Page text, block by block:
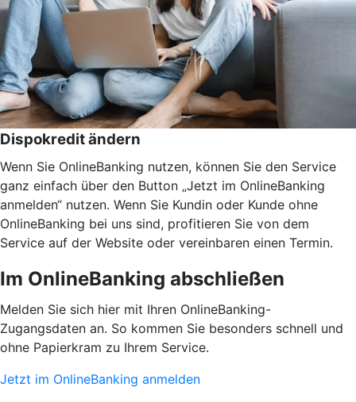
Dispokredit ändern
Wenn Sie OnlineBanking nutzen, können Sie den Service
ganz einfach über den Button „Jetzt im OnlineBanking
anmelden“ nutzen. Wenn Sie Kundin oder Kunde ohne
OnlineBanking bei uns sind, profitieren Sie von dem
Service auf der Website oder vereinbaren einen Termin.
Im OnlineBanking abschließen
Melden Sie sich hier mit Ihren OnlineBanking-
Zugangsdaten an. So kommen Sie besonders schnell und
ohne Papierkram zu Ihrem Service.
Jetzt im OnlineBanking anmelden